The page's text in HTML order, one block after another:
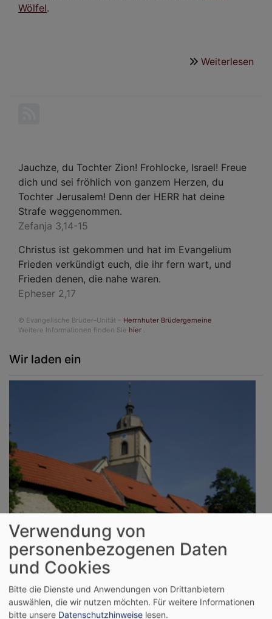
Wölfel.
Weiterlesen
Jauchze, du Tochter Zion! Frohlocke, Israel! Freue
dich und sei fröhlich von ganzem Herzen, du
Tochter Jerusalem! Denn der HERR hat deine
Strafe weggenommen.
Zefanja 3,14-15
Christus ist gekommen und hat im Evangelium
Frieden verkündigt euch, die ihr fern wart, und
Frieden denen, die nahe waren.
Epheser 2,17
© Evangelische Brüder-Unität – Herrnhuter Brüdergemeine
Weitere Informationen finden Sie hier
Wir laden ein
So, 6.9. 9:30 Uhr
Kirchweih-Gottesdienst
Gochsheim Evang.-Luth. Kirche St. Michael Gochsheim
Verwendung von
personenbezogenen Daten
und Cookies
Bitte die Dienste und Anwendungen von Drittanbietern
auswählen, die wir nutzen möchten. Für weitere Informationen
bitte unsere Datenschutzhinweise lesen.